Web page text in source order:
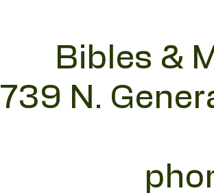
Bibles &
739 N.